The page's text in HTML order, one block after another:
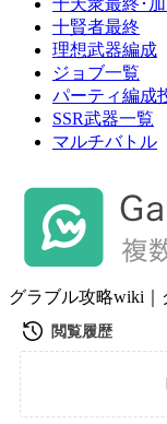
十天衆最終･加
十賢者最終
理想武器編成
ジョブ一覧
パーティ編成
SSR武器一覧
マルチバトル
グラブル攻略wiki｜